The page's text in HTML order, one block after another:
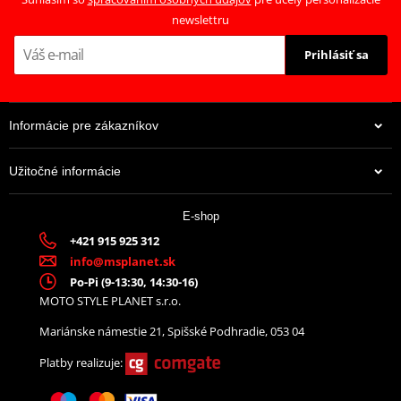
Na centrálnom sklade
newslettru
Prihlásiť sa
Informácie pre zákazníkov
Užitočné informácie
E-shop
+421 915 925 312
info@msplanet.sk
Po-Pi (9-13:30, 14:30-16)
MOTO STYLE PLANET s.r.o.
Mariánske námestie 21, Spišské Podhradie, 053 04
Platby realizuje: